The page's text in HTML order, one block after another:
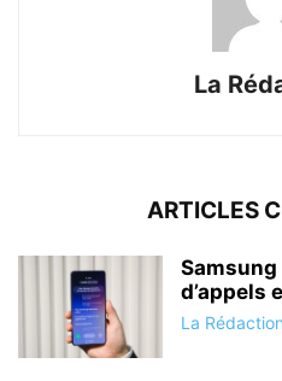
La
ARTICLES
d’appels
La Rédaction